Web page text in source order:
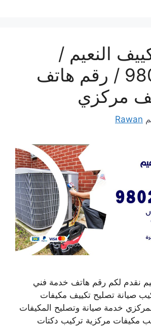
النعيم /
98025055 / رقم هاتف
مركزي
Rawan
نقدم لكم رقم هاتف خدمة فني
صيانة تصليح تكييف مكيفات
خدمة صيانة وتصليح المكيفات
مكيفات مركزية تركيب دكتات